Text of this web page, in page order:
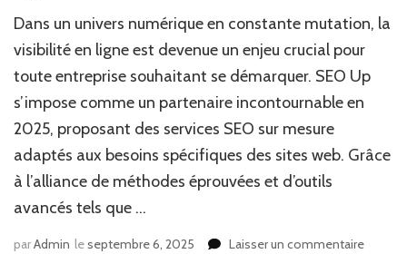
Dans un univers numérique en constante mutation, la
visibilité en ligne est devenue un enjeu crucial pour
toute entreprise souhaitant se démarquer. SEO Up
s’impose comme un partenaire incontournable en
2025, proposant des services SEO sur mesure
adaptés aux besoins spécifiques des sites web. Grâce
à l’alliance de méthodes éprouvées et d’outils
avancés tels que …
parAdmin leseptembre 6, 2025 Laisser un commentairesur